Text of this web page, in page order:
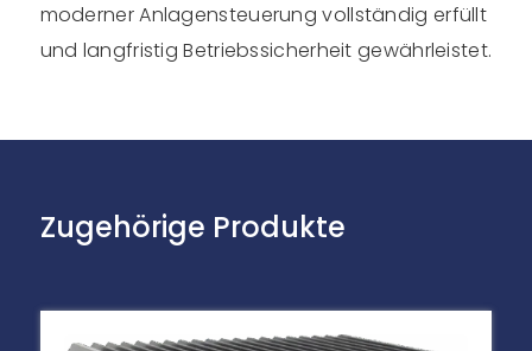
moderner Anlagensteuerung vollständig erfüllt
und langfristig Betriebssicherheit gewährleistet.
Zugehörige Produkte